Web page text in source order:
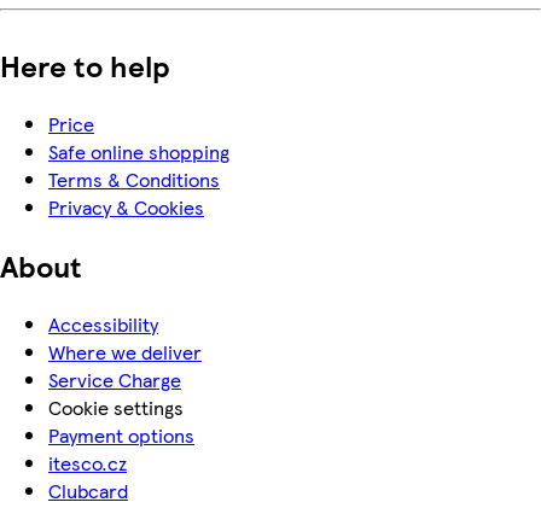
Here to help
Price
Safe online shopping
Terms & Conditions
Privacy & Cookies
About
Accessibility
Where we deliver
Service Charge
Cookie settings
Payment options
itesco.cz
Clubcard